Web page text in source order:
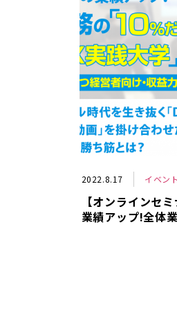
2022.8.17 イベント
【オンラインセ
業績アップ!全体